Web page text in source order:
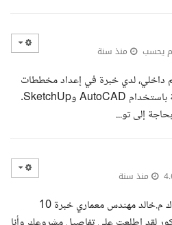
يحسب منذ سنة
داخلي، لدي خبرة في إعداد مخططات
توزيع الأثاث 2D باحترافية ودقة باستخدام AutoCAD وSketchUp.
إلى تو...
منذ سنة
السلام عليكم يعطيك العافيه معاك م.خالد مهندس معماري خبرة 10